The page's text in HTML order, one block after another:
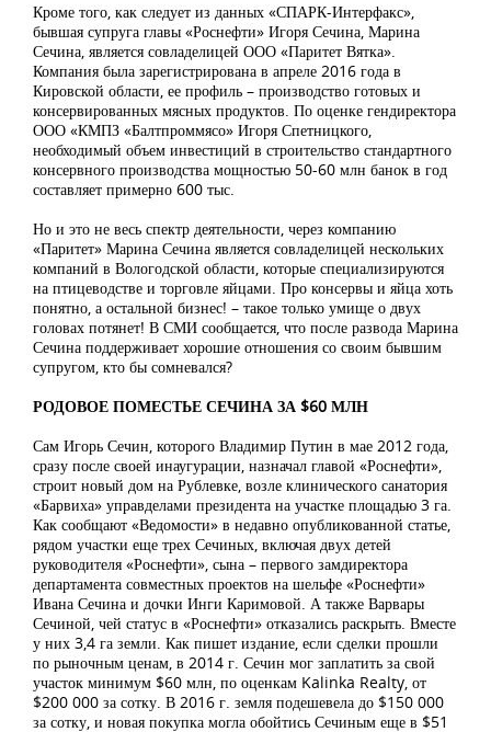
Кроме того, как следует из данных «СПАРК-Интерфакс»,
бывшая супруга главы «Роснефти» Игоря Сечина, Марина
Сечина, является совладелицей ООО «Паритет Вятка».
Компания была зарегистрирована в апреле 2016 года в
Кировской области, ее профиль – производство готовых и
консервированных мясных продуктов. По оценке гендиректора
ООО «КМПЗ «Балтпроммясо» Игоря Спетницкого,
необходимый объем инвестиций в строительство стандартного
консервного производства мощностью 50-60 млн банок в год
составляет примерно 600 тыс.
Но и это не весь спектр деятельности, через компанию
«Паритет» Марина Сечина является совладелицей нескольких
компаний в Вологодской области, которые специализируются
на птицеводстве и торговле яйцами. Про консервы и яйца хоть
понятно, а остальной бизнес! – такое только умище о двух
головах потянет! В СМИ сообщается, что после развода Марина
Сечина поддерживает хорошие отношения со своим бывшим
супругом, кто бы сомневался?
РОДОВОЕ ПОМЕСТЬЕ СЕЧИНА ЗА $60 МЛН
Сам Игорь Сечин, которого Владимир Путин в мае 2012 года,
сразу после своей инаугурации, назначал главой «Роснефти»,
строит новый дом на Рублевке, возле клинического санатория
«Барвиха» управделами президента на участке площадью 3 га.
Как сообщают «Ведомости» в недавно опубликованной статье,
рядом участки еще трех Сечиных, включая двух детей
руководителя «Роснефти», сына – первого замдиректора
департамента совместных проектов на шельфе «Роснефти»
Ивана Сечина и дочки Инги Каримовой. А также Варвары
Сечиной, чей статус в «Роснефти» отказались раскрыть. Вместе
у них 3,4 га земли. Как пишет издание, если сделки прошли
по рыночным ценам, в 2014 г. Сечин мог заплатить за свой
участок минимум $60 млн, по оценкам Kalinka Realty, от
$200 000 за сотку. В 2016 г. земля подешевела до $150 000
за сотку, и новая покупка могла обойтись Сечиным еще в $51